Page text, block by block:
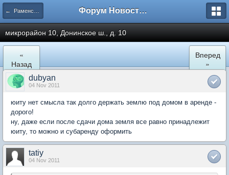
← Раменское Форум Новостройки
микрорайон 10, Донинское ш., д. 10
«
Назад
Вперед
»
dubyan
04 Nov 2011
юиту нет смысла так долго держать землю под домом в аренде -
дорого!
ну, даже если после сдачи дома земля все равно принадлежит
юиту, то можно и субаренду оформить
tatiy
04 Nov 2011